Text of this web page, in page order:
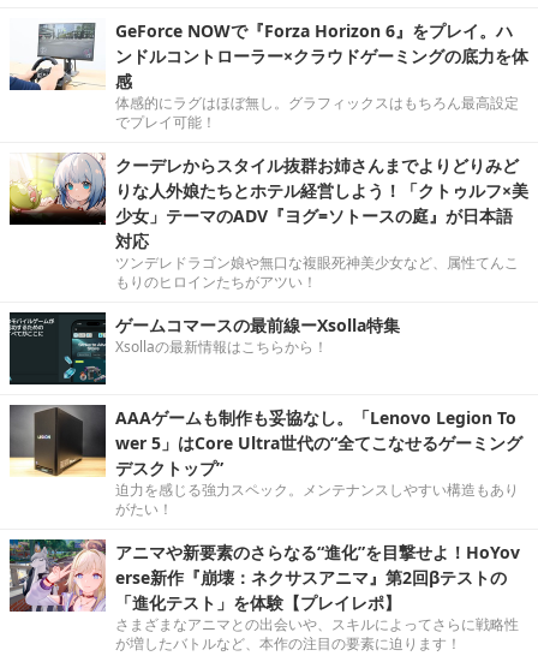
GeForce NOWで『Forza Horizon 6』をプレイ。ハ
ンドルコントローラー×クラウドゲーミングの底力を体
感
体感的にラグはほぼ無し。グラフィックスはもちろん最高設定
でプレイ可能！
クーデレからスタイル抜群お姉さんまでよりどりみど
りな人外娘たちとホテル経営しよう！「クトゥルフ×美
少女」テーマのADV『ヨグ=ソトースの庭』が日本語
対応
ツンデレドラゴン娘や無口な複眼死神美少女など、属性てんこ
もりのヒロインたちがアツい！
ゲームコマースの最前線ーXsolla特集
Xsollaの最新情報はこちらから！
AAAゲームも制作も妥協なし。「Lenovo Legion To
wer 5」はCore Ultra世代の“全てこなせるゲーミング
デスクトップ”
迫力を感じる強力スペック。メンテナンスしやすい構造もあり
がたい！
アニマや新要素のさらなる“進化”を目撃せよ！HoYov
erse新作『崩壊：ネクサスアニマ』第2回βテストの
「進化テスト」を体験【プレイレポ】
さまざまなアニマとの出会いや、スキルによってさらに戦略性
が増したバトルなど、本作の注目の要素に迫ります！